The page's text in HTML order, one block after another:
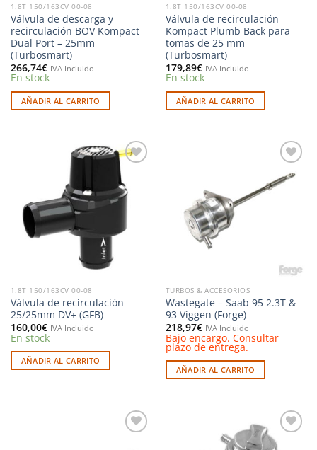
página
de
producto
1.8T 150/163CV 00-08
Válvula de descarga y
recirculación BOV Kompact
Dual Port – 25mm
(Turbosmart)
266,74€ IVA Incluido
En stock
AÑADIR AL CARRITO
1.8T 150/163CV 00-08
Válvula de recirculación
Kompact Plumb Back para
tomas de 25 mm
(Turbosmart)
179,89€ IVA Incluido
En stock
AÑADIR AL CARRITO
Añadir
a la
lista de
deseos
1.8T 150/163CV 00-08
Válvula de recirculación
25/25mm DV+ (GFB)
160,00€ IVA Incluido
En stock
AÑADIR AL CARRITO
Añadir
a la
lista de
TURBOS & ACCESORIOS
Wastegate – Saab 95 2.3T &
93 Viggen (Forge)
218,97€ IVA Incluido
Bajo encargo. Consultar
plazo de entrega.
AÑADIR AL CARRITO
Añadir